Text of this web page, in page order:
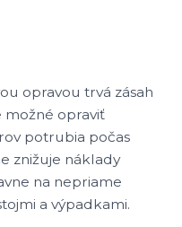
opravou trvá zásah
možné opraviť
potrubia počas
znižuje náklady
na nepriame
a výpadkami.